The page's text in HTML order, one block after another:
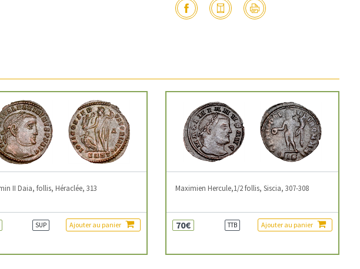
II Daia, follis, Héraclée, 313
SUP Ajouter au panier
Maximien Hercule,1/2 follis, Siscia, 307-308
70€ TTB Ajouter au panier